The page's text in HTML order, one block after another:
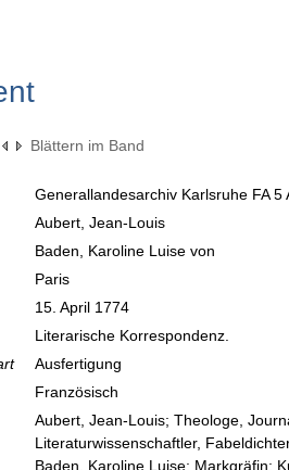
Blättern im Band
Generallandesarchiv Karlsruhe FA
Aubert, Jean-Louis
Baden, Karoline Luise von
Paris
15. April 1774
Literarische Korrespondenz.
Ausfertigung
Französisch
Aubert, Jean-Louis; Theologe,
Literaturwissenschaftler,
Baden, Karoline Luise; Markgräfin;